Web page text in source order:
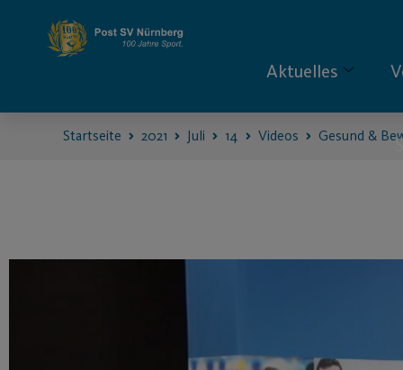
Aktuelles
Startseite 2021 Juli 14 Videos Gesund &